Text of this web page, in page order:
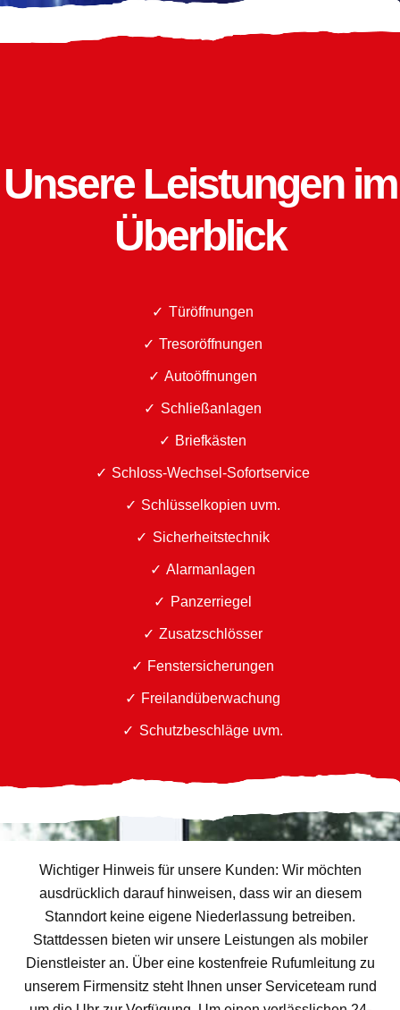
Unsere Leistungen im
Überblick
Türöffnungen
Tresoröffnungen
Autoöffnungen
Schließanlagen
Briefkästen
Schloss-Wechsel-Sofortservice
Schlüsselkopien uvm.
Sicherheitstechnik
Alarmanlagen
Panzerriegel
Zusatzschlösser
Fenstersicherungen
Freilandüberwachung
Schutzbeschläge uvm.
Wichtiger Hinweis für unsere Kunden: Wir möchten
ausdrücklich darauf hinweisen, dass wir an diesem
Stanndort keine eigene Niederlassung betreiben.
Stattdessen bieten wir unsere Leistungen als mobiler
Dienstleister an. Über eine kostenfreie Rufumleitung zu
unserem Firmensitz steht Ihnen unser Serviceteam rund